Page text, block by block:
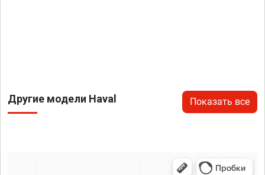
Другие модели Haval Показать все